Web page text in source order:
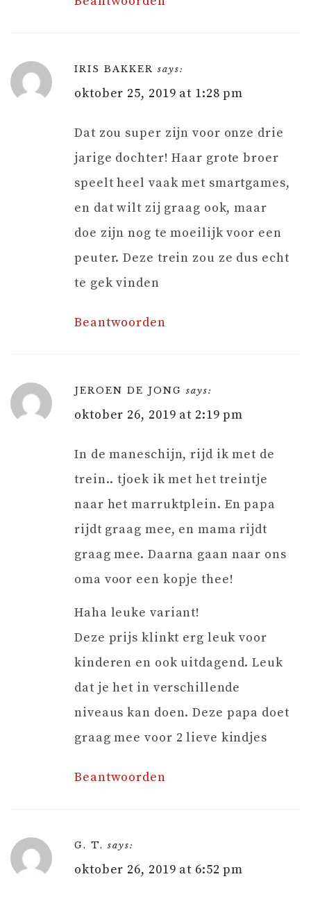
IRIS BAKKER says:
oktober 25, 2019 at 1:28 pm
Dat zou super zijn voor onze drie
jarige dochter! Haar grote broer
speelt heel vaak met smartgames,
en dat wilt zij graag ook, maar
doe zijn nog te moeilijk voor een
peuter. Deze trein zou ze dus echt
te gek vinden
Beantwoorden
JEROEN DE JONG says:
oktober 26, 2019 at 2:19 pm
In de maneschijn, rijd ik met de
trein.. tjoek ik met het treintje
naar het marruktplein. En papa
rijdt graag mee, en mama rijdt
graag mee. Daarna gaan naar ons
oma voor een kopje thee!
Haha leuke variant!
Deze prijs klinkt erg leuk voor
kinderen en ook uitdagend. Leuk
dat je het in verschillende
niveaus kan doen. Deze papa doet
graag mee voor 2 lieve kindjes
Beantwoorden
G. T. says:
oktober 26, 2019 at 6:52 pm